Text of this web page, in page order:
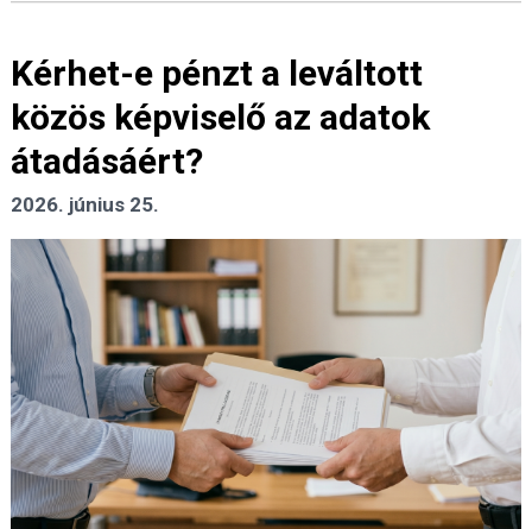
Kérhet-e pénzt a leváltott
közös képviselő az adatok
átadásáért?
2026. június 25.